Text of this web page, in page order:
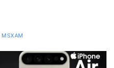
MSXAM